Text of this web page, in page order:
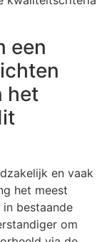
een
het
en vaak
het meest
bestaande
om